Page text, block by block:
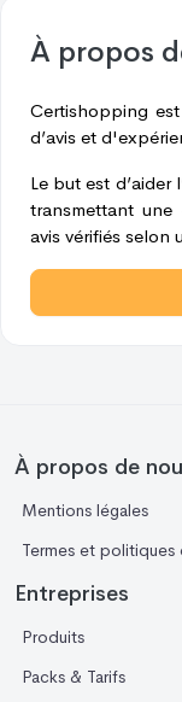
À propos
Certishopping
d’avis et
Le but est
transmettant une
avis vérifiés selon
À propos de
Mentions légales
Termes et
Entreprises
Produits
Packs & Tarifs